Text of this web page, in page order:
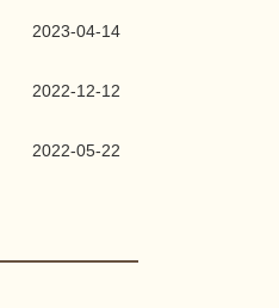
2023-04-14
2022-12-12
2022-05-22